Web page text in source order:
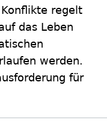
regelt
das Leben
werden.
für